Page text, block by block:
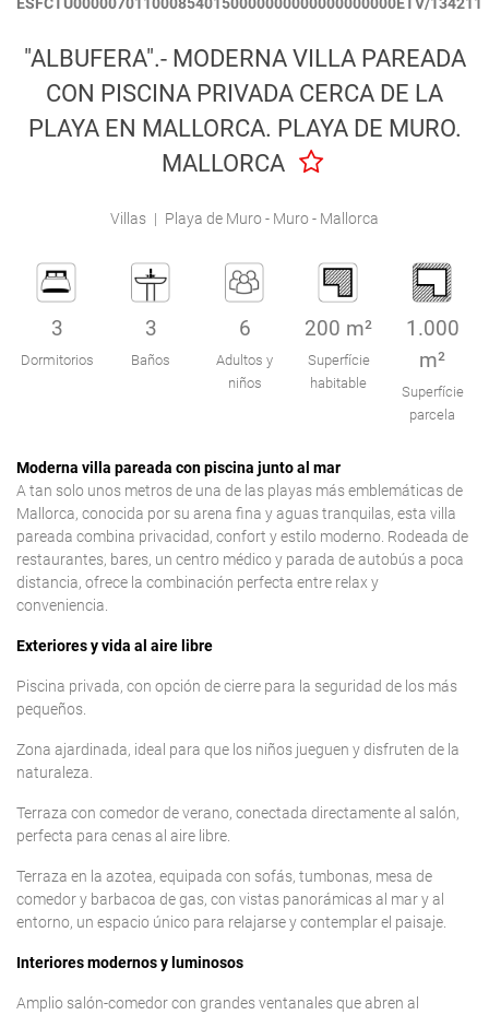
Atención al Cliente
"ALBUFERA".- MODERNA VILLA PAREADA
CON PISCINA PRIVADA CERCA DE LA
PLAYA EN MALLORCA. PLAYA DE MURO.
MALLORCA
Villas | Playa de Muro - Muro - Mallorca
3
Dormitorios
3
Baños
6
Adultos y
niños
200 m²
Superfície
habitable
1.000
m²
Superfície
parcela
Moderna villa pareada con piscina junto al mar
A tan solo unos metros de una de las playas más emblemáticas de
Mallorca, conocida por su arena fina y aguas tranquilas, esta villa
pareada combina privacidad, confort y estilo moderno. Rodeada de
restaurantes, bares, un centro médico y parada de autobús a poca
distancia, ofrece la combinación perfecta entre relax y
conveniencia.
Exteriores y vida al aire libre
Piscina privada, con opción de cierre para la seguridad de los más
pequeños.
Zona ajardinada, ideal para que los niños jueguen y disfruten de la
naturaleza.
Terraza con comedor de verano, conectada directamente al salón,
perfecta para cenas al aire libre.
Terraza en la azotea, equipada con sofás, tumbonas, mesa de
comedor y barbacoa de gas, con vistas panorámicas al mar y al
entorno, un espacio único para relajarse y contemplar el paisaje.
Interiores modernos y luminosos
Amplio salón-comedor con grandes ventanales que abren al